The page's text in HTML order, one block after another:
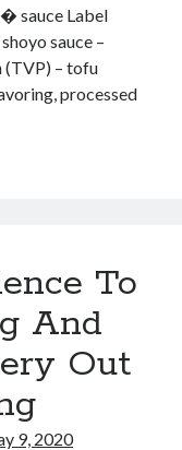
sauce Label
sauce –
(TVP) – tofu
processed
To
And
Out
9, 2020